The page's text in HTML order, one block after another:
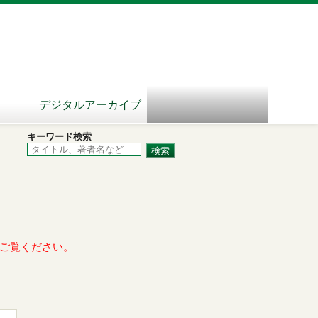
デジタルアーカイブ
キーワード検索
覧ください。